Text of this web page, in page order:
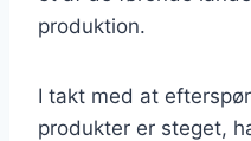
produktion.
I takt med at
produkter er steget,